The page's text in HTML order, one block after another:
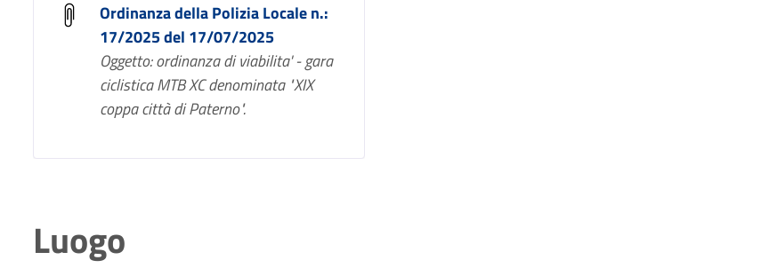
Ordinanza della Polizia Locale n.:
17/2025 del 17/07/2025
Oggetto: ordinanza di viabilita' - gara
ciclistica MTB XC denominata "XIX
coppa città di Paterno".
Luogo